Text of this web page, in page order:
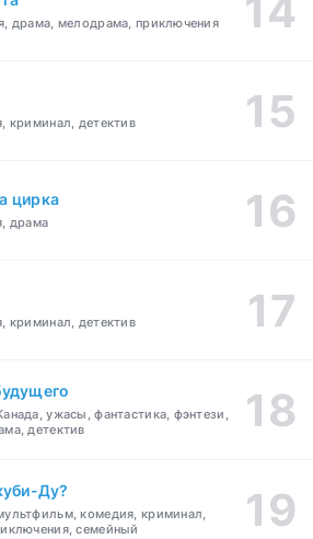
драма, мелодрама, приключения
криминал, детектив
цирка
драма
криминал, детектив
ужасы, фантастика, фэнтези,
детектив
Ду?
комедия, криминал,
семейный